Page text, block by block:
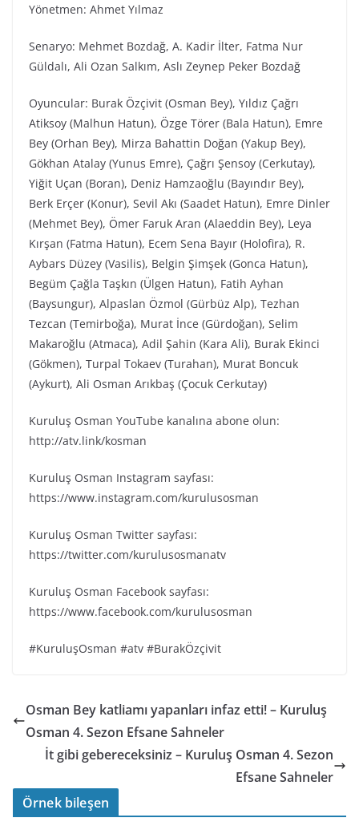
Yönetmen: Ahmet Yılmaz
Senaryo: Mehmet Bozdağ, A. Kadir İlter, Fatma Nur
Güldalı, Ali Ozan Salkım, Aslı Zeynep Peker Bozdağ
Oyuncular: Burak Özçivit (Osman Bey), Yıldız Çağrı
Atiksoy (Malhun Hatun), Özge Törer (Bala Hatun), Emre
Bey (Orhan Bey), Mirza Bahattin Doğan (Yakup Bey),
Gökhan Atalay (Yunus Emre), Çağrı Şensoy (Cerkutay),
Yiğit Uçan (Boran), Deniz Hamzaoğlu (Bayındır Bey),
Berk Erçer (Konur), Sevil Akı (Saadet Hatun), Emre Dinler
(Mehmet Bey), Ömer Faruk Aran (Alaeddin Bey), Leya
Kırşan (Fatma Hatun), Ecem Sena Bayır (Holofira), R.
Aybars Düzey (Vasilis), Belgin Şimşek (Gonca Hatun),
Begüm Çağla Taşkın (Ülgen Hatun), Fatih Ayhan
(Baysungur), Alpaslan Özmol (Gürbüz Alp), Tezhan
Tezcan (Temirboğa), Murat İnce (Gürdoğan), Selim
Makaroğlu (Atmaca), Adil Şahin (Kara Ali), Burak Ekinci
(Gökmen), Turpal Tokaev (Turahan), Murat Boncuk
(Aykurt), Ali Osman Arıkbaş (Çocuk Cerkutay)
Kuruluş Osman YouTube kanalına abone olun:
http://atv.link/kosman
Kuruluş Osman Instagram sayfası:
https://www.instagram.com/kurulusosman
Kuruluş Osman Twitter sayfası:
https://twitter.com/kurulusosmanatv
Kuruluş Osman Facebook sayfası:
https://www.facebook.com/kurulusosman
#KuruluşOsman #atv #BurakÖzçivit
Osman Bey katliamı yapanları infaz etti! – Kuruluş
Osman 4. Sezon Efsane Sahneler
İt gibi gebereceksiniz – Kuruluş Osman 4. Sezon
Efsane Sahneler
Örnek bileşen